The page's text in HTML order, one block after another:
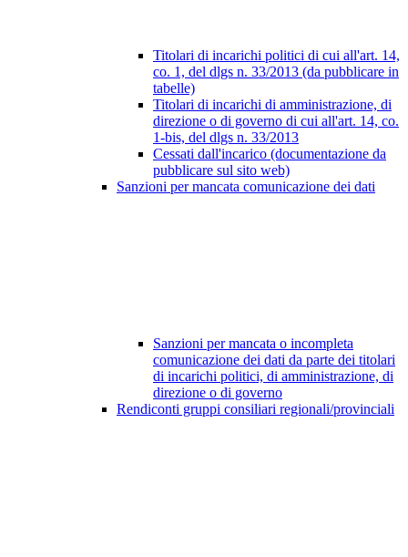
Titolari di incarichi politici di cui all'art. 14,
co. 1, del dlgs n. 33/2013 (da pubblicare in
tabelle)
Titolari di incarichi di amministrazione, di
direzione o di governo di cui all'art. 14, co.
1-bis, del dlgs n. 33/2013
Cessati dall'incarico (documentazione da
pubblicare sul sito web)
Sanzioni per mancata comunicazione dei dati
Sanzioni per mancata o incompleta
comunicazione dei dati da parte dei titolari
di incarichi politici, di amministrazione, di
direzione o di governo
Rendiconti gruppi consiliari regionali/provinciali